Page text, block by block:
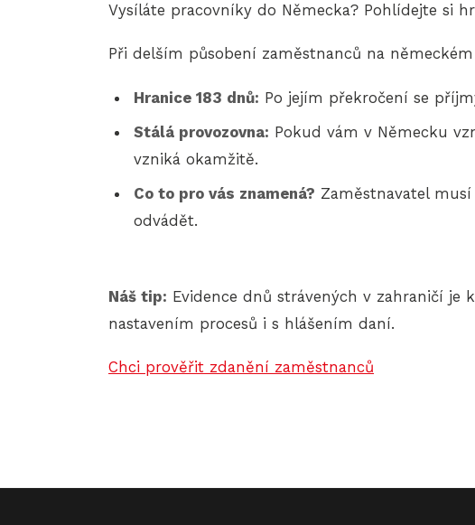
Vysíláte pracovníky do Německa? Pohlídejte si
Při delším působení zaměstnanců na
Hranice 183 dnů: Po jejím překročení se
Stálá provozovna: Pokud vám v Německu
vzniká okamžitě.
Co to pro vás znamená? Zaměstnavatel
odvádět.
Náš tip: Evidence dnů strávených v zahraničí je
nastavením procesů i s hlášením daní.
Chci prověřit zdanění zaměstnanců